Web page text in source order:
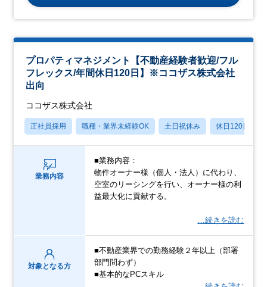
プロパティマネジメント【不動産経験者歓迎/フル
フレックス/年間休日120日】※ココザス株式会社
出向
ココザス株式会社
正社員採用 職種・業界未経験OK 土日祝休み 休日120日以上
業務内容
■業務内容：
物件オーナー様（個人・法人）に代わり、
空室のリーシングを行い、オーナー様の利
益最大化に貢献する。
…続きを読む
対象となる方
■不動産業界での勤務経験２年以上（部署
部門問わず）
■基本的なPCスキル